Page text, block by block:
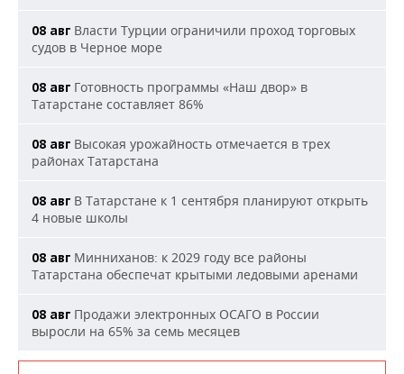
08 авг Власти Турции ограничили проход торговых
судов в Черное море
08 авг Готовность программы «Наш двор» в
Татарстане составляет 86%
08 авг Высокая урожайность отмечается в трех
районах Татарстана
08 авг В Татарстане к 1 сентября планируют открыть
4 новые школы
08 авг Минниханов: к 2029 году все районы
Татарстана обеспечат крытыми ледовыми аренами
08 авг Продажи электронных ОСАГО в России
выросли на 65% за семь месяцев